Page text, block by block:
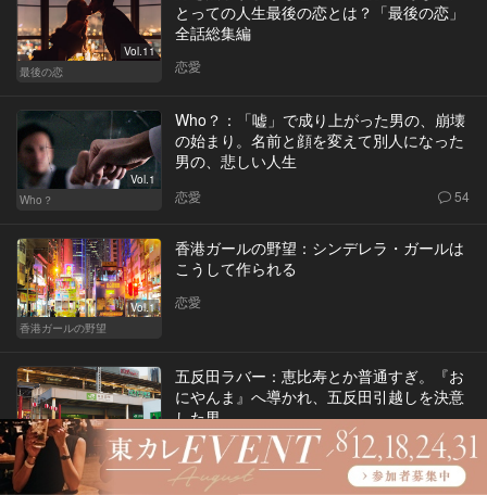
Vol.11
最後の恋
とっての人生最後の恋とは？「最後の恋」
全話総集編
恋愛
Vol.1
Who？
Who？：「嘘」で成り上がった男の、崩壊
の始まり。名前と顔を変えて別人になった
男の、悲しい人生
恋愛 54
Vol.1
香港ガールの野望
香港ガールの野望：シンデレラ・ガールは
こうして作られる
恋愛
Vol.1
五反田ラバー
五反田ラバー：恵比寿とか普通すぎ。『お
にやんま』へ導かれ、五反田引越しを決意
した男
恋愛